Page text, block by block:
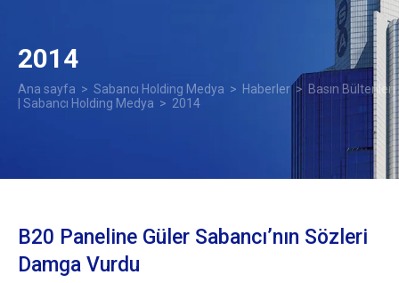
2014
Ana sayfa > Sabancı Holding Medya > Haberler> Basın Bültenleri
| Sabancı Holding Medya > 2014
B20 Paneline Güler Sabancı’nın Sözleri
Damga Vurdu